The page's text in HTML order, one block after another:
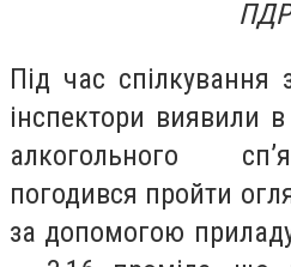
Під час спілкування
інспектори виявили
алкогольного
погодився пройти
за допомогою